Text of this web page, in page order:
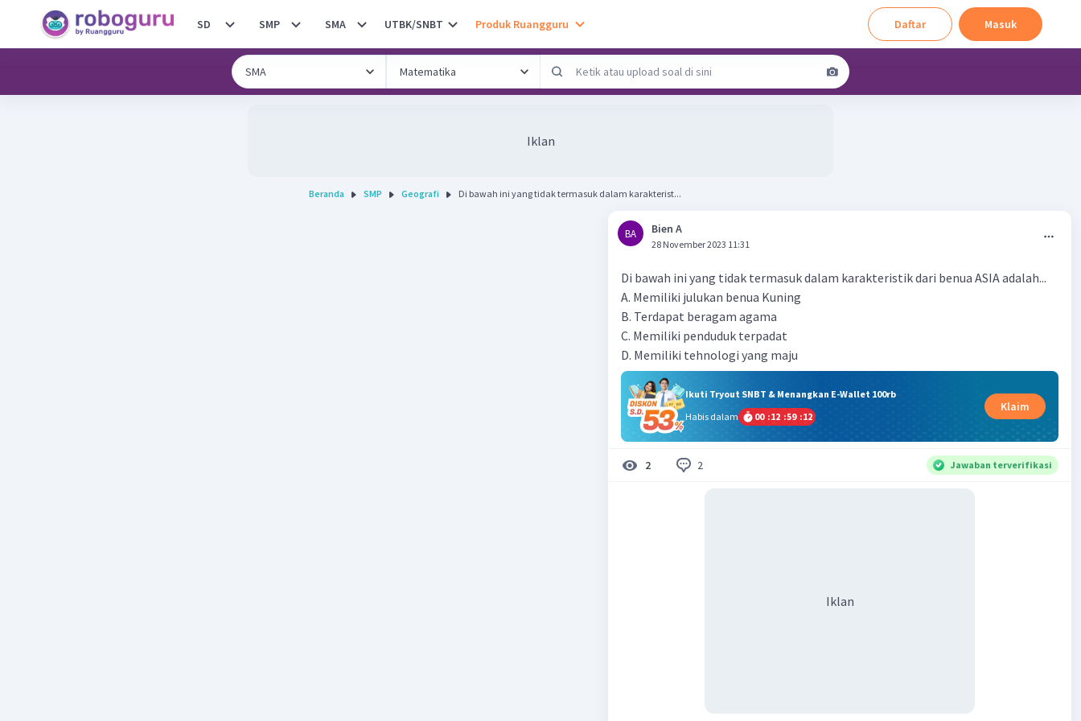
SD SMP SMA UTBK/SNBT Produk Ruangguru Daftar Masuk
Iklan
Beranda SMP Geografi Di bawah ini yang tidak termasuk dalam karakterist...
BA Bien A
28 November 2023 11:31
Di bawah ini yang tidak termasuk dalam karakteristik dari benua ASIA adalah...
A. Memiliki julukan benua Kuning
B. Terdapat beragam agama
C. Memiliki penduduk terpadat
D. Memiliki tehnologi yang maju
Ikuti Tryout SNBT & Menangkan E-Wallet 100rb
Habis dalam
00 :12 :59 :11
Klaim
2 2 Jawaban terverifikasi
Iklan